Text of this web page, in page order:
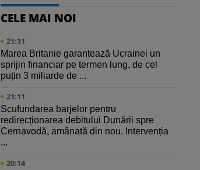
CELE MAI NOI
21:31
Marea Britanie garantează Ucrainei un
sprijin financiar pe termen lung, de cel
puțin 3 miliarde de ...
21:11
Scufundarea barjelor pentru
redirecționarea debitului Dunării spre
Cernavodă, amânată din nou. Intervenția
...
20:14